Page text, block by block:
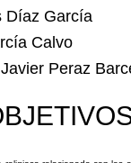
Díaz García
Calvo
Peraz